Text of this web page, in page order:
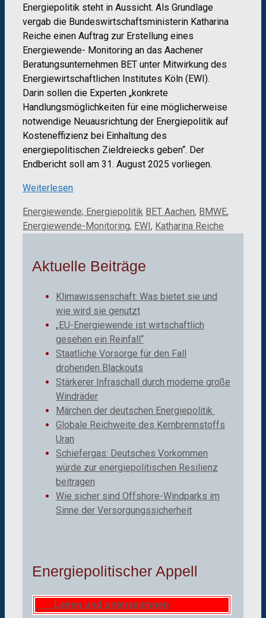
Energiepolitik steht in Aussicht. Als Grundlage
vergab die Bundeswirtschaftsministerin Katharina
Reiche einen Auftrag zur Erstellung eines
Energiewende- Monitoring an das Aachener
Beratungsunternehmen BET unter Mitwirkung des
Energiewirtschaftlichen Institutes Köln (EWI).
Darin sollen die Experten „konkrete
Handlungsmöglichkeiten für eine möglicherweise
notwendige Neuausrichtung der Energiepolitik auf
Kosteneffizienz bei Einhaltung des
energiepolitischen Zieldreiecks geben“. Der
Endbericht soll am 31. August 2025 vorliegen.
Weiterlesen
Kategorien
Energiewende; Energiepolitik Schlagwörter
BET Aachen, BMWE,
Energiewende-Monitoring, EWI, Katharina Reiche
Aktuelle Beiträge
Klimawissenschaft: Was bietet sie und
wie wird sie genutzt
„EU-Energiewende ist wirtschaftlich
gesehen ein Reinfall“
Staatliche Vorsorge für den Fall
drohenden Blackouts
Stärkerer Infraschall durch moderne große
Windräder
Märchen der deutschen Energiepolitik
Globale Reichweite des Kernbrennstoffs
Uran
Schiefergas: Deutsches Vorkommen
würde zur energiepolitischen Resilienz
beitragen
Wie sicher sind Offshore-Windparks im
Sinne der Versorgungssicherheit
Energiepolitischer Appell
Lesen und unterzeichnen